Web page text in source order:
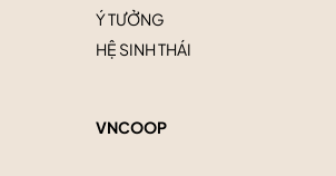
Ý TƯỞNG
HỆ SINH THÁI
VNCOOP